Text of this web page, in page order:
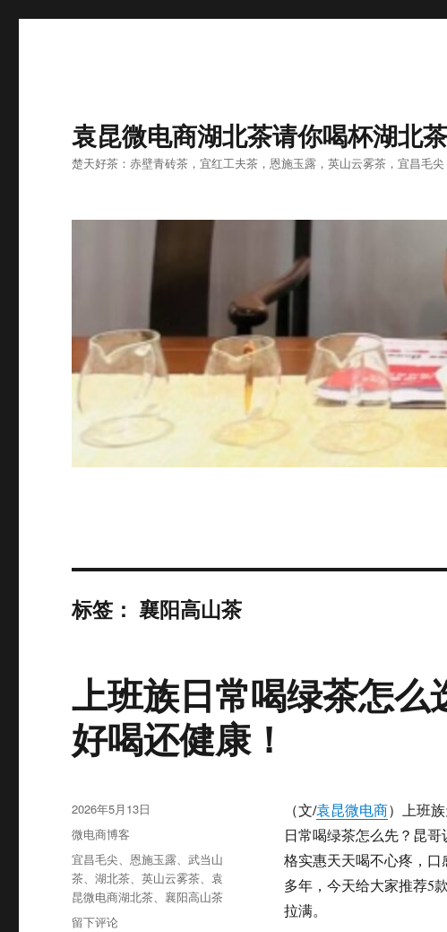
袁昆微电商湖北茶请你喝杯湖北茶
楚天好茶：赤壁青砖茶，宜红工夫茶，恩施玉露，英山云雾茶，宜昌毛
标签：襄阳高山茶
上班族日常喝绿茶怎
好喝还健康！
（文/袁昆微电商）上班
日常喝绿茶怎么先？昆
格实惠天天喝不心疼，
多年，今天给大家推荐5
拉满。
发
布
于
2026年5月13日
分
类
微电商博客
标
签
宜昌毛尖、恩施玉露、武当山
茶、湖北茶、英山云雾茶、袁
昆微电商湖北茶、襄阳高山茶
于
留下评论